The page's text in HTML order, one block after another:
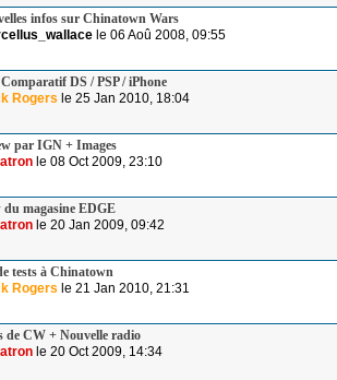
infos sur Chinatown Wars
le 06 Aoû 2008, 09:55
DS / PSP / iPhone
Rogers le 25 Jan 2010, 18:04
par IGN + Images
le 08 Oct 2009, 23:10
du magasine EDGE
le 20 Jan 2009, 09:42
tests à Chinatown
Rogers le 21 Jan 2010, 21:31
de CW + Nouvelle radio
le 20 Oct 2009, 14:34